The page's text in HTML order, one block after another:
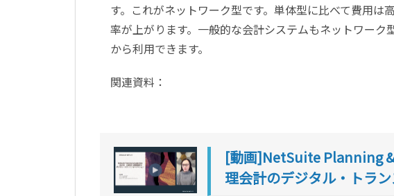
す。これがネットワーク型です。単体型に比べて費用
率が上がります。一般的な会計システムもネットワー
から利用できます。
関連資料：
[動画]NetSuite Planning
理会計のデジタル・トラ